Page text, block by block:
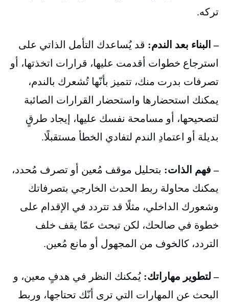
تركه.
– البناء بعد الندم: قد يُساعدك التأمل الذاتي على
استرجاع خطوات أقدمت عليها، قرارات اتخذتها، أو
تصرفات بدرت منك، تتميز بأنّها تُشعرك بالندم،
يمكنك استحضارها واستحضار القرارات الصائبة
لتصحيحها، أو مسامحة نفسك عليها، إيجاد طرقٍ
بديلة أو اعتمادِ الندم لتفادي الخطأ مستقبلًا.
– فهم الذات: بتحليل موقف مُعين أو تصرف مُحدد،
يمكنك محاولة ربط الحدث الخارجي بتصرفاتك
وشعورك الداخلي، مثلًا قد تتردد في الإقدام على
خطوة في صالحك، لكن تبحث عمّا يقف خلف
التردد، كالخوف من المجهول أو مانع مُعين.
– لتطوير مهاراتك: يُمكنك النظر في هدفٍ معين، و
البحث عن المهارات التي ترى أنّك تحتاجها، وربط